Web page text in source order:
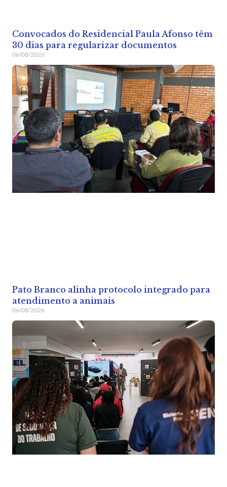
Convocados do Residencial Paula Afonso têm
30 dias para regularizar documentos
06/08/2026
Pato Branco alinha protocolo integrado para
atendimento a animais
06/08/2026